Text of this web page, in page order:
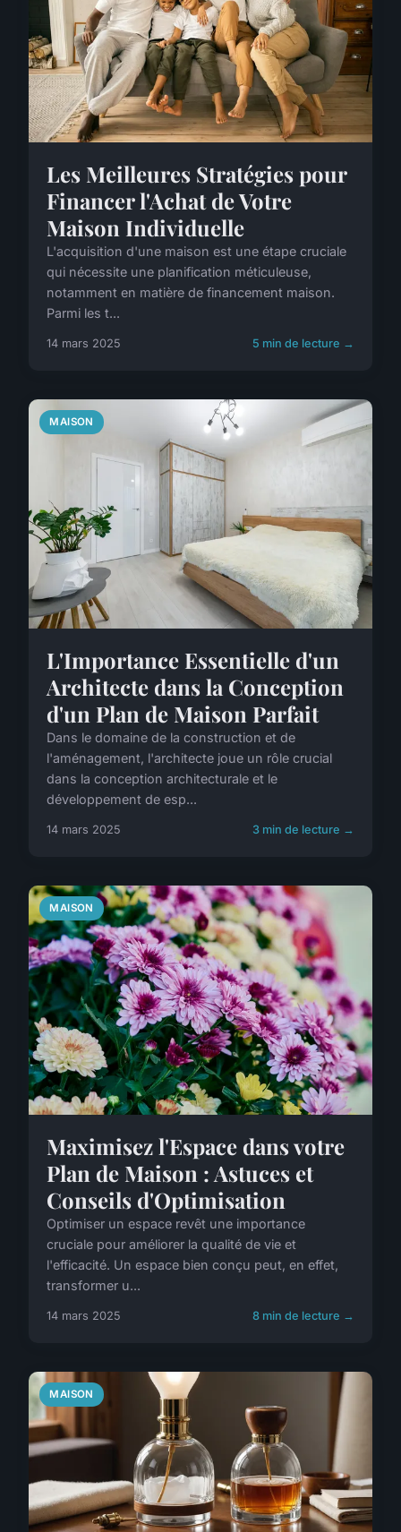
Les Meilleures Stratégies pour
Financer l'Achat de Votre
Maison Individuelle
L'acquisition d'une maison est une étape cruciale
qui nécessite une planification méticuleuse,
notamment en matière de financement maison.
Parmi les t...
14 mars 2025 5 min de lecture →
MAISON
L'Importance Essentielle d'un
Architecte dans la Conception
d'un Plan de Maison Parfait
Dans le domaine de la construction et de
l'aménagement, l'architecte joue un rôle crucial
dans la conception architecturale et le
développement de esp...
14 mars 2025 3 min de lecture →
MAISON
Maximisez l'Espace dans votre
Plan de Maison : Astuces et
Conseils d'Optimisation
Optimiser un espace revêt une importance
cruciale pour améliorer la qualité de vie et
l'efficacité. Un espace bien conçu peut, en effet,
transformer u...
14 mars 2025 8 min de lecture →
MAISON